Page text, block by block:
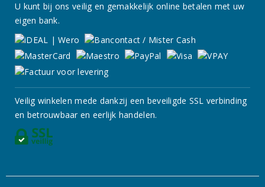
U kunt bij ons veilig en gemakkelijk online betalen met uw
eigen bank.
Veilig winkelen mede dankzij een beveiligde SSL verbinding
en betrouwbaar en eerlijk handelen.